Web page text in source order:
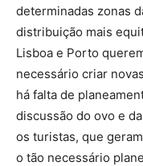
determinadas zonas
distribuição mais
Lisboa e Porto
necessário criar
há falta de
discussão do ovo e
os turistas, que
o tão necessário